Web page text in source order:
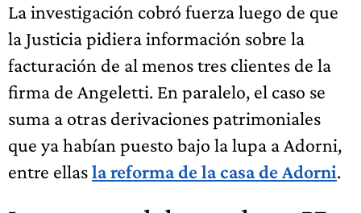
La investigación cobró fuerza luego de que
la Justicia pidiera información sobre la
facturación de al menos tres clientes de la
firma de Angeletti. En paralelo, el caso se
suma a otras derivaciones patrimoniales
que ya habían puesto bajo la lupa a Adorni,
entre ellasla reforma de la casa de Adorni.